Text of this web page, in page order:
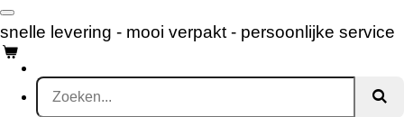
Ga
direct
naar
de
hoofdinhoud
snelle levering - mooi verpakt - persoonlijke service